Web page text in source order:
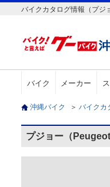
バイクカタログ情報（プジ
バイク メーカー
沖縄バイク ＞ バイクカ
プジョー（